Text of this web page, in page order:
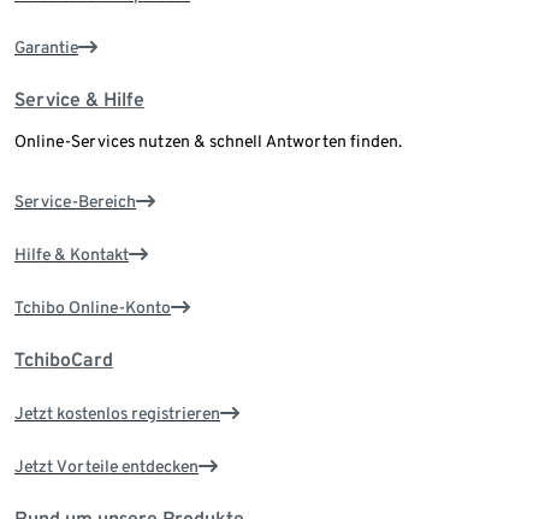
Garantie
Service & Hilfe
Online-Services nutzen & schnell Antworten finden.
Service-Bereich
Hilfe & Kontakt
Tchibo Online-Konto
TchiboCard
Jetzt kostenlos registrieren
Jetzt Vorteile entdecken